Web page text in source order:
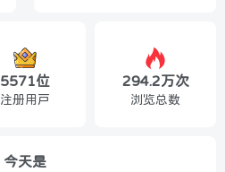
5571位
注册用户
294.2万次
浏览总数
今天是